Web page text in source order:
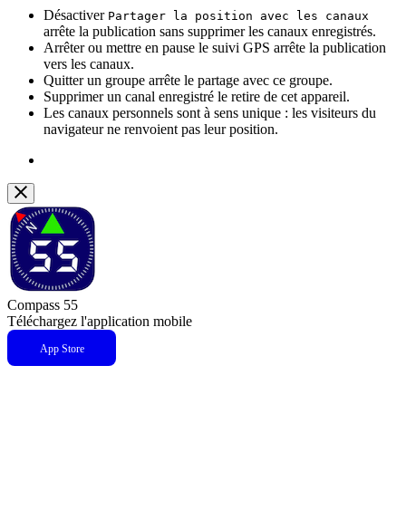
Désactiver Partager la position avec les canaux
arrête la publication sans supprimer les canaux enregistrés.
Arrêter ou mettre en pause le suivi GPS arrête la publication
vers les canaux.
Quitter un groupe arrête le partage avec ce groupe.
Supprimer un canal enregistré le retire de cet appareil.
Les canaux personnels sont à sens unique : les visiteurs du
navigateur ne renvoient pas leur position.
Compass 55
Téléchargez l'application mobile
App Store